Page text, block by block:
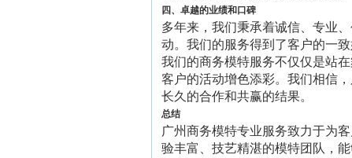
四、卓越的业绩和口碑
多年来，我们秉承着诚信、专业
动。我们的服务得到了客户的一
我们的商务模特服务不仅仅是站
客户的活动增色添彩。我们相信
长久的合作和共赢的结果。
总结
广州商务模特专业服务致力于为
验丰富、技艺精湛的模特团队，